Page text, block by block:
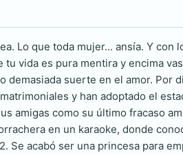
Lo que toda mujer... ansía. Y
vida es pura mentira y encima
demasiada suerte en el amor. Por
y han adoptado el
amigas como su último fracaso
en un karaoke, donde
Se acabó ser una princesa para